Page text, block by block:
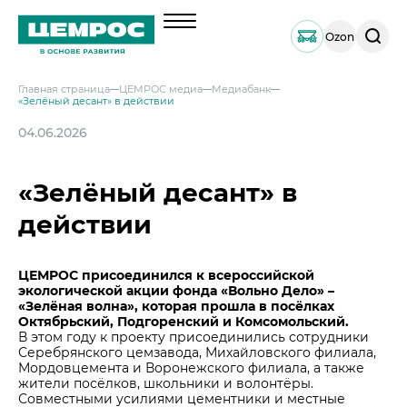
Ozon
Поиск
по
Главная страница ЦЕМРОС медиа
Медиабанк
«Зелёный десант» в действии
04.06.2026
«Зелёный десант» в
действии
ЦЕМРОС присоединился к всероссийской
экологической акции фонда «Вольно Дело» –
«Зелёная волна», которая прошла в посёлках
Октябрьский, Подгоренский и Комсомольский.
В этом году к проекту присоединились сотрудники
Серебрянского цемзавода, Михайловского филиала,
Мордовцемента и Воронежского филиала, а также
жители посёлков, школьники и волонтёры.
Совместными усилиями цементники и местные
Менеджмент
География активов
Наши компетенции и возможности
Тарированный цемент
Портландцемент ЦЕМРОС 500 ЭКСТРА
Примеры приготовления строительных
Иные строительные материалы
Проверка на контрафакт
Качество
Заказать цемент
Услуги
Техническая поддержка
Проектная поддержка
Мобильные лаборатории
Отгрузка и доставка
Автоперевозки
Железнодорожные отгрузки
Водный транспорт
Инвесторам
Выпуск 2
Устойчивое развитие
Охрана труда и здоровья
Наши люди
Социальные инвестиции
Охрана окружающей среды
Закупки
Закупки
Активные закупочные процедуры на ЭТП
Активные закупочные процедуры на
Архив закупочных процедур
Карьера
ЦЕМРОС медиа
ЦЕМРОС в деле